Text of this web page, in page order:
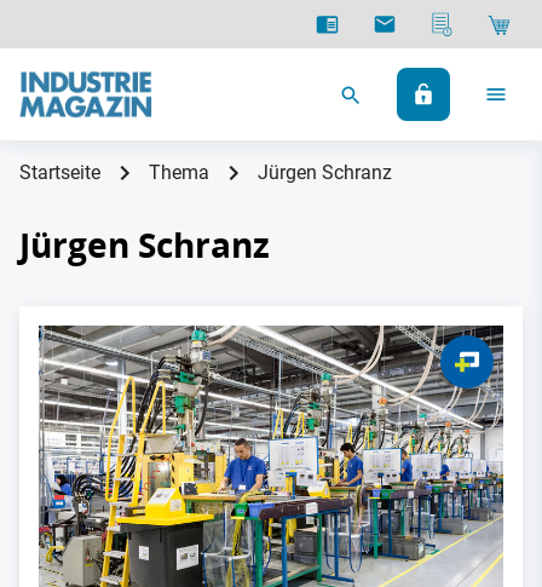
Startseite Thema Jürgen Schranz
Jürgen Schranz